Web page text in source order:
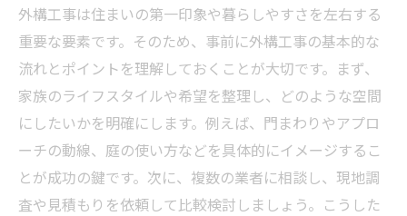
外構工事は住まいの第一印象や暮らしやすさを左右する
重要な要素です。そのため、事前に外構工事の基本的な
流れとポイントを理解しておくことが大切です。まず、
家族のライフスタイルや希望を整理し、どのような空間
にしたいかを明確にします。例えば、門まわりやアプロ
ーチの動線、庭の使い方などを具体的にイメージするこ
とが成功の鍵です。次に、複数の業者に相談し、現地調
査や見積もりを依頼して比較検討しましょう。こうした